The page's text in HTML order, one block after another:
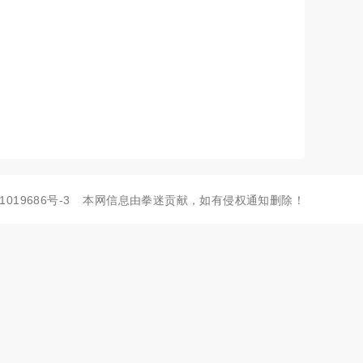
号-3 本网信息由拳迷贡献，如有侵权通知删除！